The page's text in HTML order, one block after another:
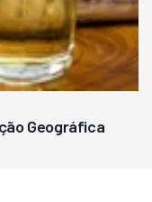
Geográfica